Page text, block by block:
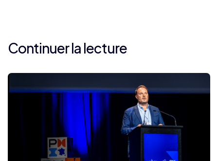
Continuer la lecture